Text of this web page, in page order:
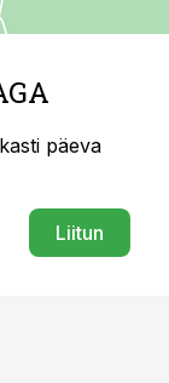
päeva
Liitun